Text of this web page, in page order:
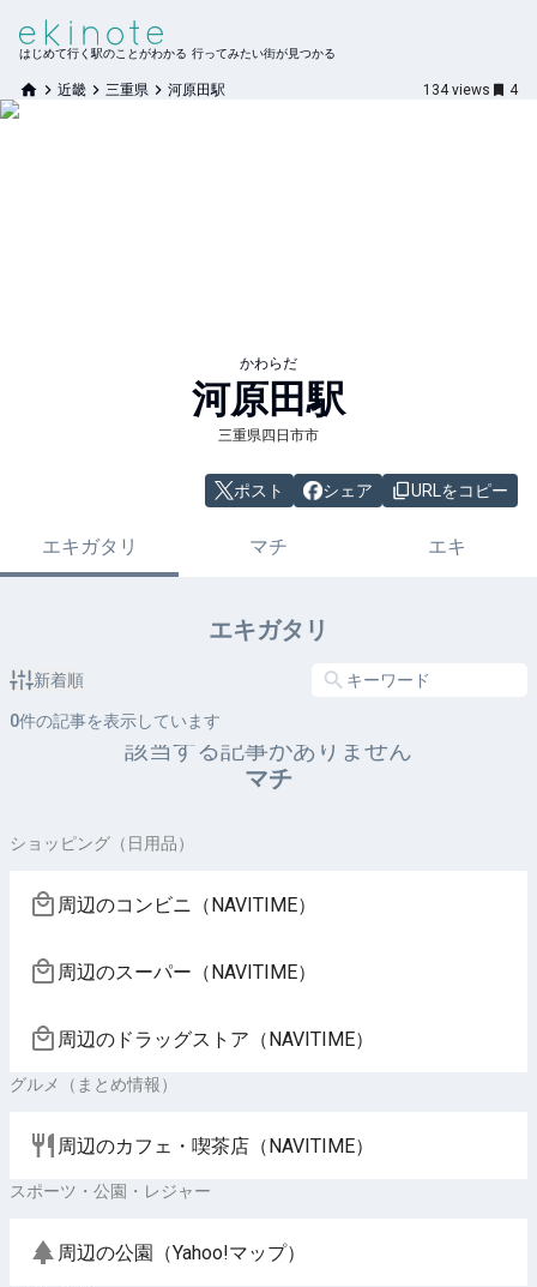
はじめて行く駅のことがわかる 行ってみたい街が見つかる
近畿 三重県 河原田駅 134 views 4
かわらだ
河原田駅
三重県四日市市
ポスト シェア URLをコピー
エキガタリ マチ エキ
エキガタリ
新着順
0件の記事を表示しています
該当する記事がありません
マチ
ショッピング（日用品）
周辺のコンビニ（NAVITIME）
周辺のスーパー（NAVITIME）
周辺のドラッグストア（NAVITIME）
グルメ（まとめ情報）
周辺のカフェ・喫茶店（NAVITIME）
スポーツ・公園・レジャー
周辺の公園（Yahoo!マップ）